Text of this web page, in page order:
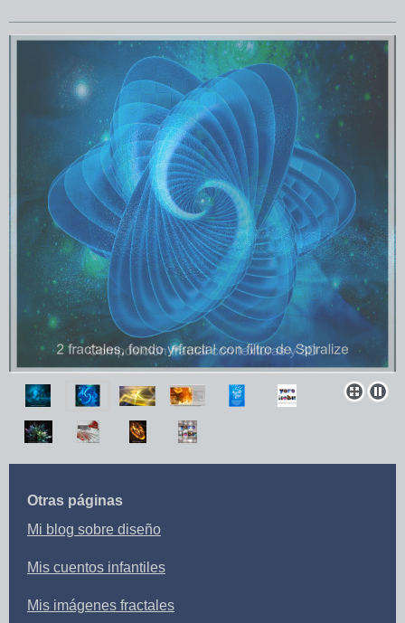
Otras páginas
Mi b log sobre diseño
Mis cuentos infantiles
Mis imágenes fractales